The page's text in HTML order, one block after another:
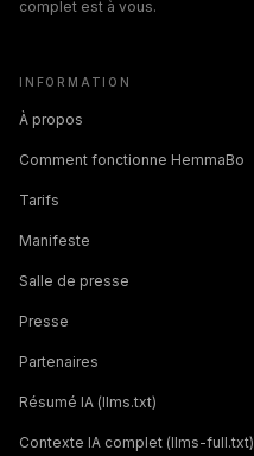
complet est à vous.
INFORMATION
À propos
Comment fonctionne HemmaBo
Tarifs
Manifeste
Salle de presse
Presse
Partenaires
Résumé IA (llms.txt)
Contexte IA complet (llms-full.txt)